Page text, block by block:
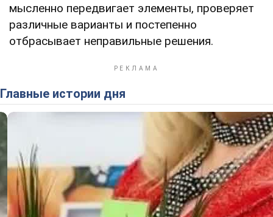
мысленно передвигает элементы, проверяет
различные варианты и постепенно
отбрасывает неправильные решения.
Главные истории дня